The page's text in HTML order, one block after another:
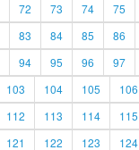
72 73 74 75
83 84 85 86
94 95 96 97
103 104 105 106
112 113 114 115
121 122 123 124